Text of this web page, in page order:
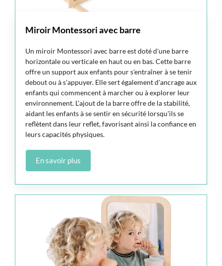
Miroir Montessori avec barre
Un miroir Montessori avec barre est doté d'une barre
horizontale ou verticale en haut ou en bas. Cette barre
offre un support aux enfants pour s'entraîner à se tenir
debout ou à s'appuyer. Elle sert également d'ancrage aux
enfants qui commencent à marcher ou à explorer leur
environnement. L'ajout de la barre offre de la stabilité,
aidant les enfants à se sentir en sécurité lorsqu'ils se
reflètent dans leur reflet, favorisant ainsi la confiance en
leurs capacités physiques.
En savoir plus